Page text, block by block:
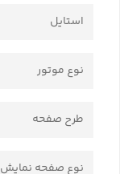
استایل
نوع موتور
طرح صفحه
نوع صفحه نمایش